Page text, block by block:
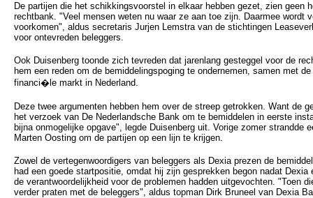
De partijen die het schikkingsvoorstel in elkaar hebben gezet, zien geen
rechtbank. "Veel mensen weten nu waar ze aan toe zijn. Daarmee wordt
voorkomen", aldus secretaris Jurjen Lemstra van de stichtingen
voor ontevreden beleggers.
Ook Duisenberg toonde zich tevreden dat jarenlang gesteggel voor de
hem een reden om de bemiddelingspoging te ondernemen, samen met
financi�le markt in Nederland.
Deze twee argumenten hebben hem over de streep getrokken. Want de
het verzoek van De Nederlandsche Bank om te bemiddelen in eerste
bijna onmogelijke opgave", legde Duisenberg uit. Vorige zomer strandde
Marten Oosting om de partijen op een lijn te krijgen.
Zowel de vertegenwoordigers van beleggers als Dexia prezen de
had een goede startpositie, omdat hij zijn gesprekken begon nadat
de verantwoordelijkheid voor de problemen hadden uitgevochten. "Toen
verder praten met de beleggers", aldus topman Dirk Bruneel van Dexia